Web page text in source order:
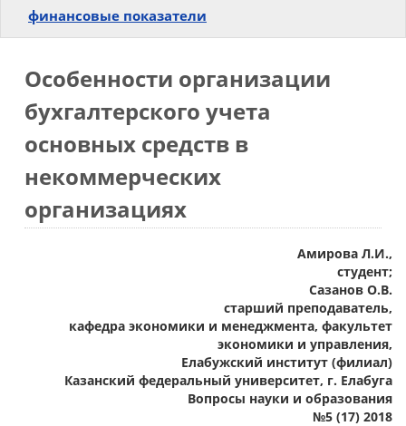
финансовые показатели
Особенности организации
бухгалтерского учета
основных средств в
некоммерческих
организациях
Амирова Л.И.,
студент;
Сазанов О.В.
старший преподаватель,
кафедра экономики и менеджмента, факультет
экономики и управления,
Елабужский институт (филиал)
Казанский федеральный университет, г. Елабуга
Вопросы науки и образования
№5 (17) 2018